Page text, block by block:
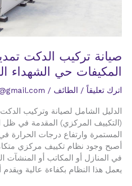
صيانة تركيب الدكت
المكيفات حي الشهداء
اترك تعليقاً / الطائف /
الدليل الشامل لصيانة وتركيب
(التكييف المركزي) المقدمة في ظل
المستمرة وارتفاع درجات الحرارة
أصبح وجود نظام تكييف مركزي
في المنازل أو المكاتب أو المنشآت
يعمل هذا النظام بكفاءة عالية